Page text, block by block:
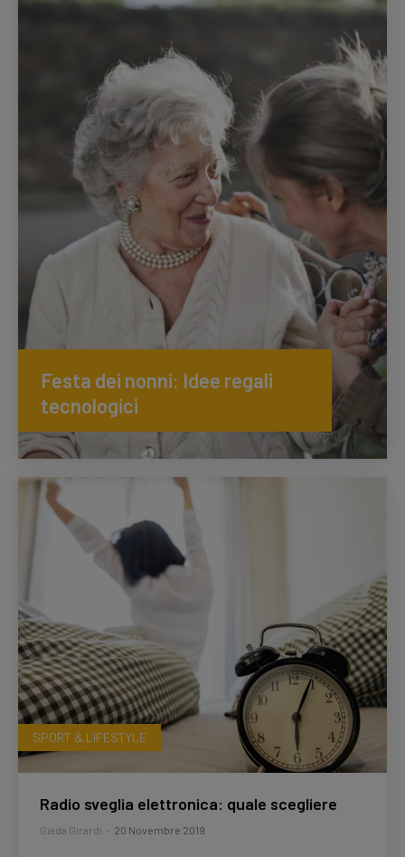
Festa dei nonni: Idee regali
tecnologici
SPORT & LIFESTYLE
Radio sveglia elettronica: quale scegliere
Giada Girardi 20 Novembre 2019